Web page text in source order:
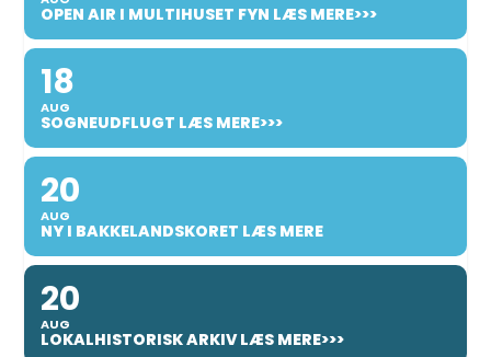
OPEN AIR I MULTIHUSET FYN LÆS MERE>>>
18
AUG
SOGNEUDFLUGT LÆS MERE>>>
20
AUG
NY I BAKKELANDSKORET LÆS MERE
20
AUG
LOKALHISTORISK ARKIV LÆS MERE>>>